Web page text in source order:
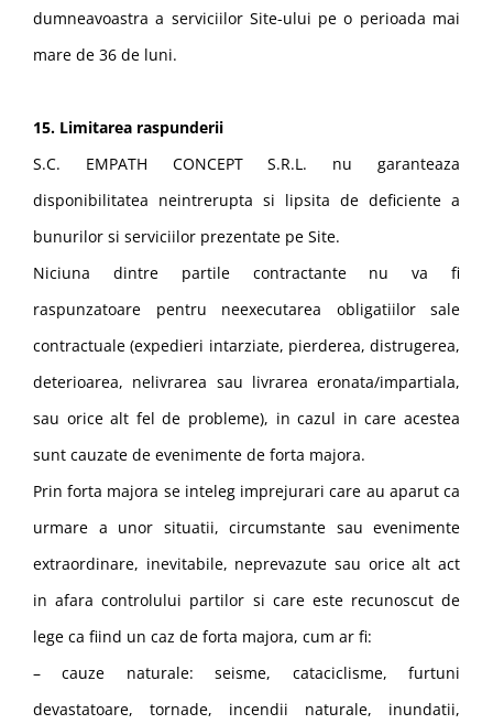
dumneavoastra a serviciilor Site-ului pe o perioada mai
mare de 36 de luni.
15. Limitarea raspunderii
S.C. EMPATH CONCEPT S.R.L. nu garanteaza
disponibilitatea neintrerupta si lipsita de deficiente a
bunurilor si serviciilor prezentate pe Site.
Niciuna dintre partile contractante nu va fi
raspunzatoare pentru neexecutarea obligatiilor sale
contractuale (expedieri intarziate, pierderea, distrugerea,
deterioarea, nelivrarea sau livrarea eronata/impartiala,
sau orice alt fel de probleme), in cazul in care acestea
sunt cauzate de evenimente de forta majora.
Prin forta majora se inteleg imprejurari care au aparut ca
urmare a unor situatii, circumstante sau evenimente
extraordinare, inevitabile, neprevazute sau orice alt act
in afara controlului partilor si care este recunoscut de
lege ca fiind un caz de forta majora, cum ar fi:
– cauze naturale: seisme, cataciclisme, furtuni
devastatoare, tornade, incendii naturale, inundatii,